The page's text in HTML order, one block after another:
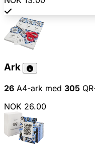
Ark
26 A4-ark med 305
NOK 26.00